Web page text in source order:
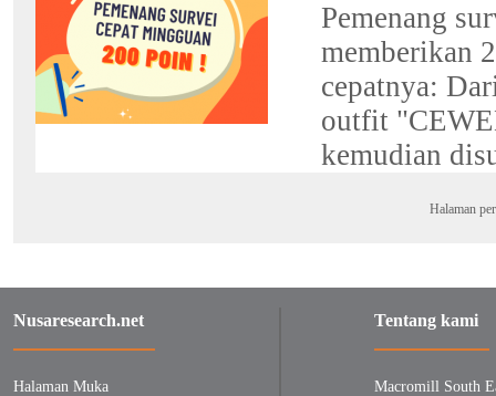
Pemenang
memberikan
cepatnya:
outfit
kemudian
Halaman
Nusaresearch.net
Halaman Muka
Tentang kami
Macromill South